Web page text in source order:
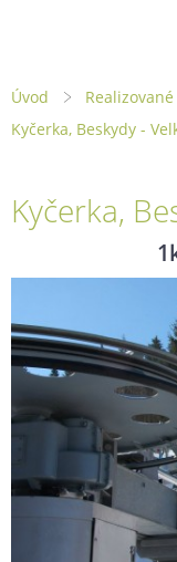
Úvod Realizované
Kyčerka, Beskydy -
Kyčerka,